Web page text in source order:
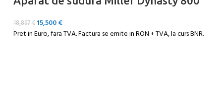
18,897€ 15,500€
Pret in Euro, fara TVA. Factura se emite in RON + TVA, la curs BNR.